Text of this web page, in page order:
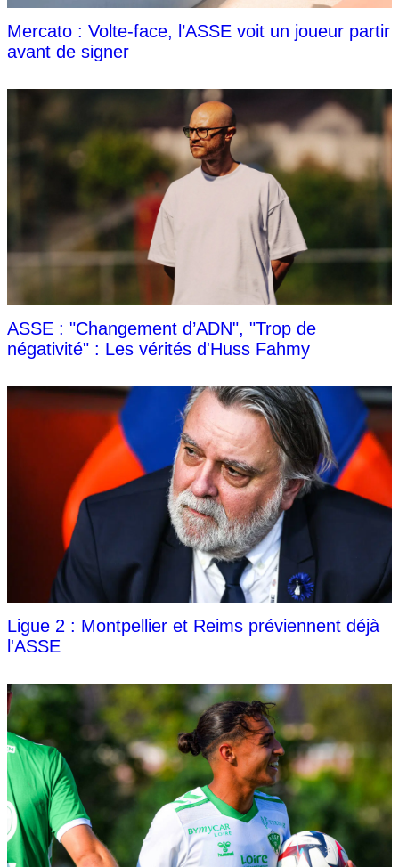
Mercato : Volte-face, l’ASSE voit un joueur partir
avant de signer
ASSE : "Changement d’ADN", "Trop de
négativité" : Les vérités d'Huss Fahmy
Ligue 2 : Montpellier et Reims préviennent déjà
l'ASSE